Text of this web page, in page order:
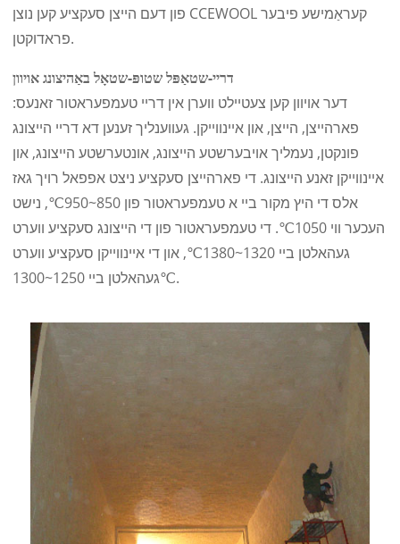
פון דעם הייצן סעקציע קען נוצן CCEWOOL קעראַמישע פיבער
פראדוקטן.
דריי-שטאַפּל שטופּ-שטאָל באַהיצונג אויוון
דער אויוון קען צעטיילט ווערן אין דריי טעמפעראטור זאנעס:
פארהייצן, הייצן, און איינווייקן. געווענליך זענען דא דריי הייצונג
פונקטן, נעמליך אויבערשטע הייצונג, אונטערשטע הייצונג, און
איינווייקן זאנע הייצונג. די פארהייצן סעקציע ניצט אפפאל רויך גאז
אלס די היץ מקור ביי א טעמפעראטור פון 850~950℃, נישט
העכער ווי 1050℃. די טעמפעראטור פון די הייצונג סעקציע ווערט
געהאלטן ביי 1320~1380℃, און די איינווייקן סעקציע ווערט
געהאלטן ביי 1250~1300℃.